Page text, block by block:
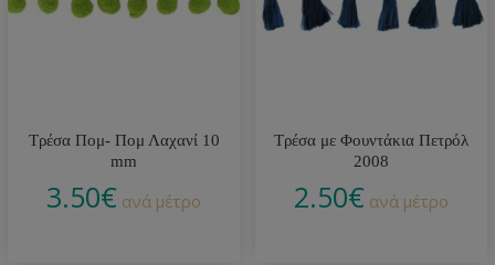
Τρέσα Πομ- Πομ Λαχανί 10
mm
3.50€ ανά μέτρο
Τρέσα με Φουντάκια Πετρόλ
2008
2.50€ ανά μέτρο